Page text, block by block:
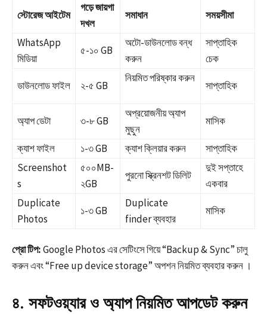
স্টোরেজ আইটেম
গড়ে জায়গা
দখল
সমাধান সময়সীমা
WhatsApp
মিডিয়া
৫-১০ GB
অটো-ডাউনলোড বন্ধ
করুন ​
সাপ্তাহিক
চেক
ডাউনলোড ফাইল ২-৫ GB
নিয়মিত পরিষ্কার করুন
সাপ্তাহিক
অ্যাপ ডেটা ৩-৮ GB
অপ্রয়োজনীয় অ্যাপ
মুছুন ​
মাসিক
ক্যাশ ফাইল ১-৩ GB ক্যাশ ক্লিয়ার করুন ​
সাপ্তাহিক
Screenshot
s
৫০০MB-
২GB
পুরনো স্ক্রিনশট ডিলিট
দুই সপ্তাহে
একবার
Duplicate
Photos
১-৩ GB
Duplicate
finder ব্যবহার ​
মাসিক
প্রো টিপ:Google Photos এর সেটিংসে গিয়ে “Backup & Sync” চালু
করুন এবং “Free up device storage” অপশন নিয়মিত ব্যবহার করুন ।​
৪. সফটওয়্যার ও অ্যাপ নিয়মিত আপডেট করুন